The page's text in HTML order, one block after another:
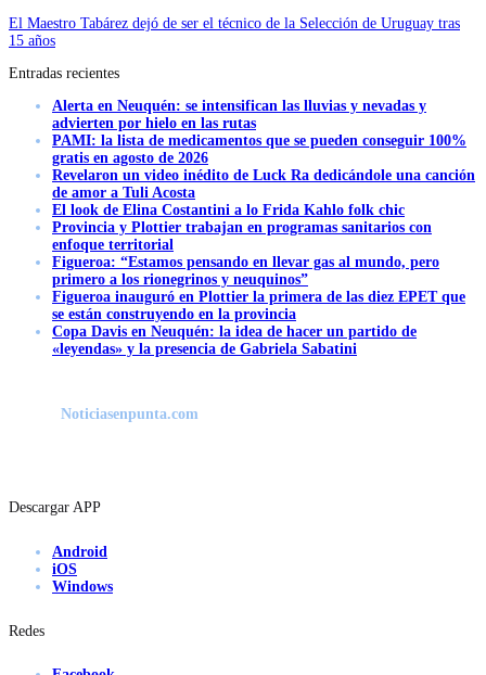
El Maestro Tabárez dejó de ser el técnico de la Selección de Uruguay tras
15 años
Entradas recientes
Alerta en Neuquén: se intensifican las lluvias y nevadas y
advierten por hielo en las rutas
PAMI: la lista de medicamentos que se pueden conseguir 100%
gratis en agosto de 2026
Revelaron un video inédito de Luck Ra dedicándole una canción
de amor a Tuli Acosta
El look de Elina Costantini a lo Frida Kahlo folk chic
Provincia y Plottier trabajan en programas sanitarios con
enfoque territorial
Figueroa: “Estamos pensando en llevar gas al mundo, pero
primero a los rionegrinos y neuquinos”
Figueroa inauguró en Plottier la primera de las diez EPET que
se están construyendo en la provincia
Copa Davis en Neuquén: la idea de hacer un partido de
«leyendas» y la presencia de Gabriela Sabatini
Noticiasenpunta.com
Descargar APP
Android
iOS
Windows
Redes